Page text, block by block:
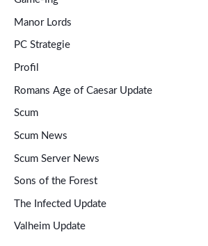
Manor Lords
PC Strategie
Profil
Romans Age of Caesar Update
Scum
Scum News
Scum Server News
Sons of the Forest
The Infected Update
Valheim Update